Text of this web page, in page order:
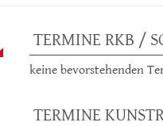
TERMINE RKB /
keine bevorstehenden
TERMINE